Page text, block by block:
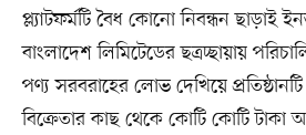
প্ল্যাটফর্মটি বৈধ কোনো নিবন্ধন ছাড়াই
বাংলাদেশ লিমিটেডের ছত্রচ্ছায়ায়
পণ্য সরবরাহের লোভ দেখিয়ে
বিক্রেতার কাছ থেকে কোটি কোটি টাকা